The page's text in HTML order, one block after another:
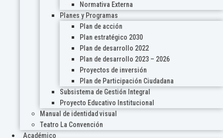
Normativa Externa
Planes y Programas
Plan de acción
Plan estratégico 2030
Plan de desarrollo 2022
Plan de desarrollo 2023 – 2026
Proyectos de inversión
Plan de Participación Ciudadana
Subsistema de Gestión Integral
Proyecto Educativo Institucional
Manual de identidad visual
Teatro La Convención
Académico